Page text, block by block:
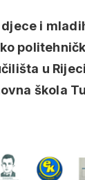
djece i
u Rijeci
škola